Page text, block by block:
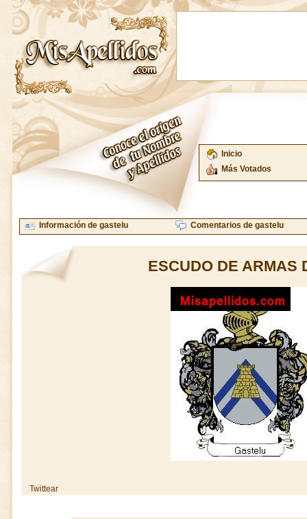
Inicio
Más Votados
Información de gastelu Comentarios de gastelu
ESCUDO DE ARMAS
Twittear